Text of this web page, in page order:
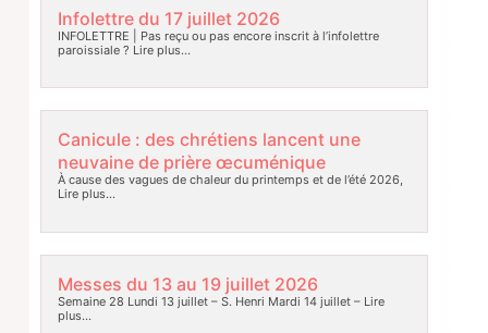
Infolettre du 17 juillet 2026
INFOLETTRE | Pas reçu ou pas encore inscrit à l’infolettre
paroissiale ? Lire plus…
Canicule : des chrétiens lancent une
neuvaine de prière œcuménique
À cause des vagues de chaleur du printemps et de l’été 2026,
Lire plus…
Messes du 13 au 19 juillet 2026
Semaine 28 Lundi 13 juillet – S. Henri Mardi 14 juillet –Lire
plus…